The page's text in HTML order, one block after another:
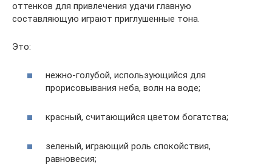
оттенков для привлечения удачи главную
составляющую играют приглушенные тона.
Это:
нежно-голубой, использующийся для
прорисовывания неба, волн на воде;
красный, считающийся цветом богатства;
зеленый, играющий роль спокойствия,
равновесия;